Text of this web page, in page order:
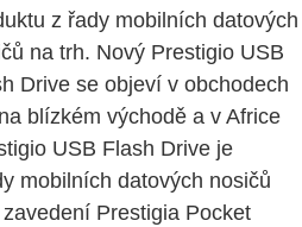
z řady mobilních datových
na trh. Nový Prestigio USB
Drive se objeví v obchodech
blízkém východě a v Africe
USB Flash Drive je
mobilních datových nosičů
Prestigia Pocket